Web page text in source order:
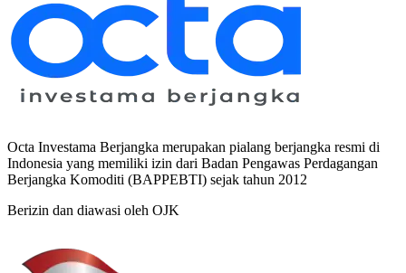
Octa Investama Berjangka merupakan pialang berjangka resmi di
Indonesia yang memiliki izin dari Badan Pengawas Perdagangan
Berjangka Komoditi (BAPPEBTI) sejak tahun 2012
Berizin dan diawasi oleh OJK